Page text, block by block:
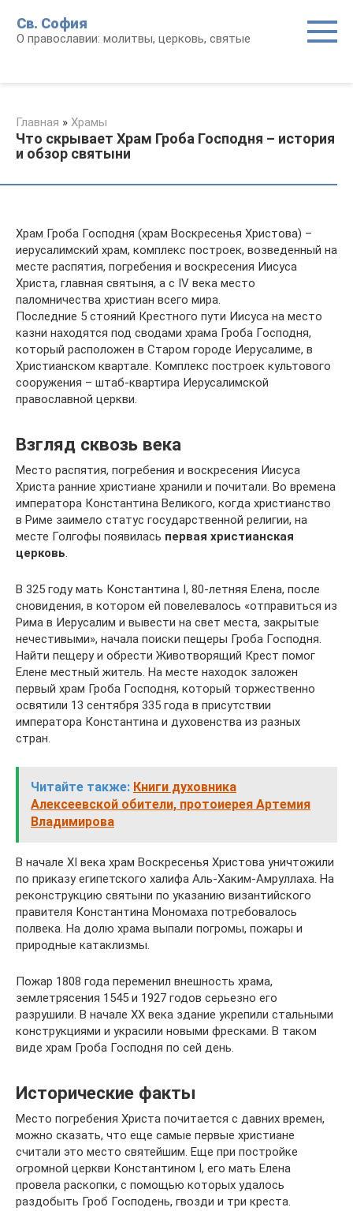
контенту
Св. София
О православии: молитвы, церковь, святые
Главная » Храмы
Что скрывает Храм Гроба Господня – история
и обзор святыни
Храм Гроба Господня (храм Воскресенья Христова) –
иерусалимский храм, комплекс построек, возведенный на
месте распятия, погребения и воскресения Иисуса
Христа, главная святыня, а с IV века место
паломничества христиан всего мира.
Последние 5 стояний Крестного пути Иисуса на место
казни находятся под сводами храма Гроба Господня,
который расположен в Старом городе Иерусалиме, в
Христианском квартале. Комплекс построек культового
сооружения – штаб-квартира Иерусалимской
православной церкви.
Взгляд сквозь века
Место распятия, погребения и воскресения Иисуса
Христа ранние христиане хранили и почитали. Во времена
императора Константина Великого, когда христианство
в Риме заимело статус государственной религии, на
месте Голгофы появилась первая христианская
церковь.
В 325 году мать Константина I, 80-летняя Елена, после
сновидения, в котором ей повелевалось «отправиться из
Рима в Иерусалим и вывести на свет места, закрытые
нечестивыми», начала поиски пещеры Гроба Господня.
Найти пещеру и обрести Животворящий Крест помог
Елене местный житель. На месте находок заложен
первый храм Гроба Господня, который торжественно
освятили 13 сентября 335 года в присутствии
императора Константина и духовенства из разных
стран.
Читайте также: Книги духовника
Алексеевской обители, протоиерея Артемия
Владимирова
В начале XI века храм Воскресенья Христова уничтожили
по приказу египетского халифа Аль-Хаким-Амруллаха. На
реконструкцию святыни по указанию византийского
правителя Константина Мономаха потребовалось
полвека. На долю храма выпали погромы, пожары и
природные катаклизмы.
Пожар 1808 года переменил внешность храма,
землетрясения 1545 и 1927 годов серьезно его
разрушили. В начале XX века здание укрепили стальными
конструкциями и украсили новыми фресками. В таком
виде храм Гроба Господня по сей день.
Исторические факты
Место погребения Христа почитается с давних времен,
можно сказать, что еще самые первые христиане
считали это место святейшим. Еще при постройке
огромной церкви Константином I, его мать Елена
провела раскопки, с помощью которых удалось
раздобыть Гроб Господень, гвозди и три креста.